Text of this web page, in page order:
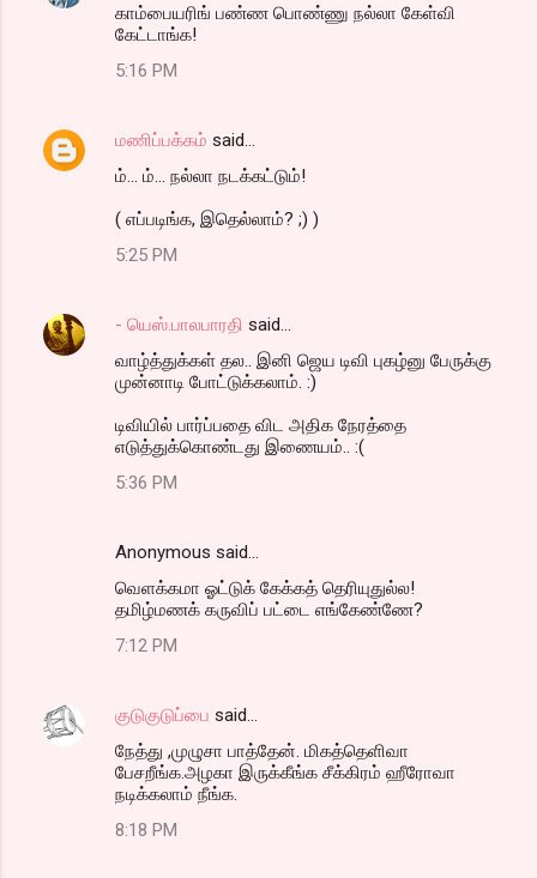
காம்பையரிங் பண்ண பொண்ணு நல்லா கேள்வி
கேட்டாங்க!
5:16 PM
மணிப்பக்கம் said…
ம்... ம்... நல்லா நடக்கட்டும்!
( எப்படிங்க, இதெல்லாம்? ;) )
5:25 PM
- யெஸ்.பாலபாரதி said…
வாழ்த்துக்கள் தல.. இனி ஜெய டிவி புகழ்னு பேருக்கு
முன்னாடி போட்டுக்கலாம். :)
டிவியில் பார்ப்பதை விட அதிக நேரத்தை
எடுத்துக்கொண்டது இணையம்.. :(
5:36 PM
Anonymous said…
வெளக்கமா ஓட்டுக் கேக்கத் தெரியுதுல்ல!
தமிழ்மணக் கருவிப் பட்டை எங்கேண்ணே?
7:12 PM
குடுகுடுப்பை said…
நேத்து ,முழுசா பாத்தேன். மிகத்தெளிவா
பேசறீங்க.அழகா இருக்கீங்க சீக்கிரம் ஹீரோவா
நடிக்கலாம் நீங்க.
8:18 PM